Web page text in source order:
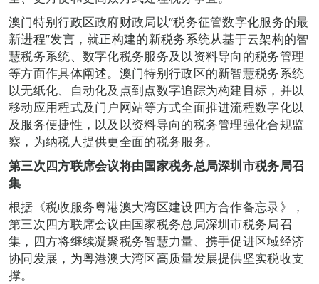
澳门特别行政区政府财政局以“税务征管数字化服务的最
新进程”发言，就正构建的新税务系统从基于云架构的智
慧税务系统、数字化税务服务及以资料导向的税务管理
等方面作具体阐述。澳门特别行政区的新智慧税务系统
以无纸化、自动化及点到点数字追踪为构建目标，并以
移动应用程式及门户网站等方式全面推进流程数字化以
及服务便捷性，以及以资料导向的税务管理强化合规监
察，为纳税人提供更全面的税务服务。
第三次四方联席会议将由国家税务总局深圳市税务局召
集
根据《税收服务粤港澳大湾区建设四方合作备忘录》，
第三次四方联席会议由国家税务总局深圳市税务局召
集，四方将继续凝聚税务智慧力量、携手促进区域经济
协同发展，为粤港澳大湾区高质量发展提供坚实税收支
撑。